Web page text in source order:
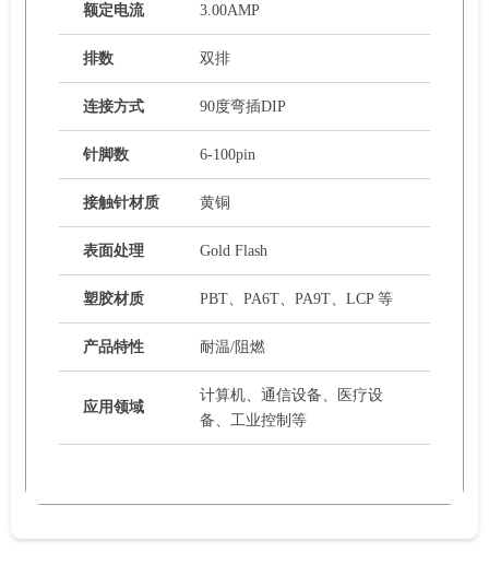
额定电流 3.00AMP
排数 双排
连接方式 90度弯插DIP
针脚数 6-100pin
接触针材质 黄铜
表面处理 Gold Flash
塑胶材质 PBT、PA6T、PA9T、LCP 等
产品特性 耐温/阻燃
应用领域
计算机、通信设备、医疗设
备、工业控制等